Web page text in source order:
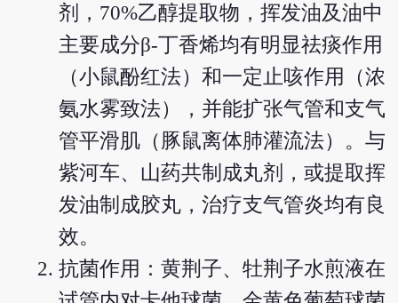
剂，70%乙醇提取物，挥发油及油中
主要成分β-丁香烯均有明显祛痰作用
（小鼠酚红法）和一定止咳作用（浓
氨水雾致法），并能扩张气管和支气
管平滑肌（豚鼠离体肺灌流法）。与
紫河车、山药共制成丸剂，或提取挥
发油制成胶丸，治疗支气管炎均有良
效。
抗菌作用：黄荆子、牡荆子水煎液在